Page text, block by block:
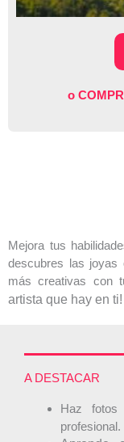
o
Mejora tus
descubres las joyas
más creativas con
artista que hay en ti!
A DESTACAR
Haz fotos
profesional.